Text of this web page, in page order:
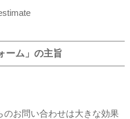
ーム」の主旨
お問い合わせは大きな効果